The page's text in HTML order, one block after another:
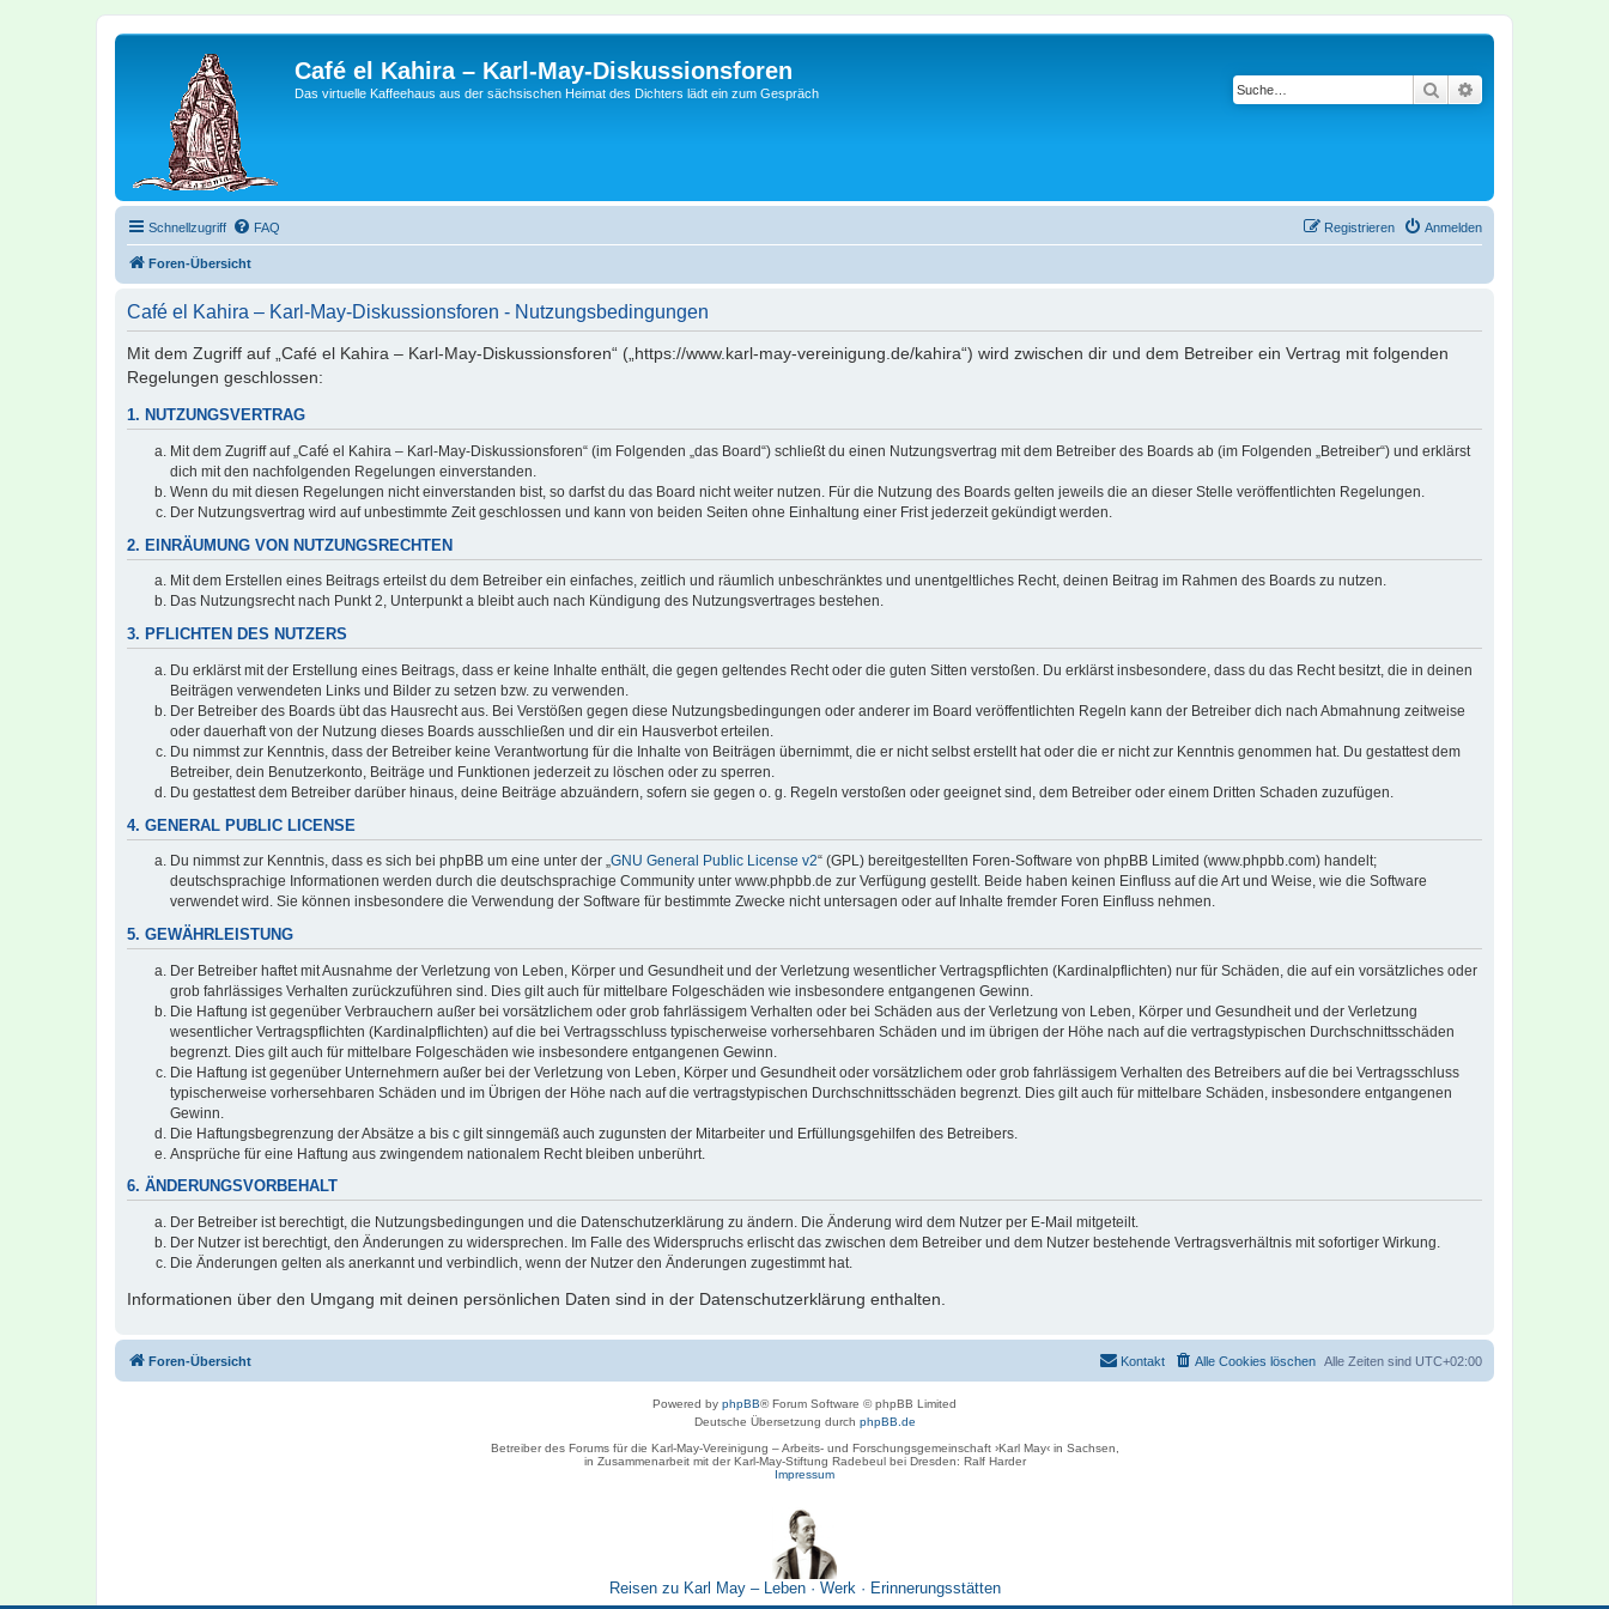
Café el Kahira – Karl-May-Diskussionsforen
Das virtuelle Kaffeehaus aus der sächsischen Heimat des Dichters lädt ein zum Gespräch Suche
Schnellzugriff FAQ Anmelden
Registrieren
Foren-Übersicht
Café el Kahira – Karl-May-Diskussionsforen - Nutzungsbedingungen
Mit dem Zugriff auf „Café el Kahira – Karl-May-Diskussionsforen“ („https://www.karl-may-vereinigung.de/kahira“) wird zwischen dir und dem Betreiber ein Vertrag mit folgenden
Regelungen geschlossen:
1. NUTZUNGSVERTRAG
Mit dem Zugriff auf „Café el Kahira – Karl-May-Diskussionsforen“ (im Folgenden „das Board“) schließt du einen Nutzungsvertrag mit dem Betreiber des Boards ab (im Folgenden „Betreiber“) und erklärst
dich mit den nachfolgenden Regelungen einverstanden.
Wenn du mit diesen Regelungen nicht einverstanden bist, so darfst du das Board nicht weiter nutzen. Für die Nutzung des Boards gelten jeweils die an dieser Stelle veröffentlichten Regelungen.
Der Nutzungsvertrag wird auf unbestimmte Zeit geschlossen und kann von beiden Seiten ohne Einhaltung einer Frist jederzeit gekündigt werden.
2. EINRÄUMUNG VON NUTZUNGSRECHTEN
Mit dem Erstellen eines Beitrags erteilst du dem Betreiber ein einfaches, zeitlich und räumlich unbeschränktes und unentgeltliches Recht, deinen Beitrag im Rahmen des Boards zu nutzen.
Das Nutzungsrecht nach Punkt 2, Unterpunkt a bleibt auch nach Kündigung des Nutzungsvertrages bestehen.
3. PFLICHTEN DES NUTZERS
Du erklärst mit der Erstellung eines Beitrags, dass er keine Inhalte enthält, die gegen geltendes Recht oder die guten Sitten verstoßen. Du erklärst insbesondere, dass du das Recht besitzt, die in deinen
Beiträgen verwendeten Links und Bilder zu setzen bzw. zu verwenden.
Der Betreiber des Boards übt das Hausrecht aus. Bei Verstößen gegen diese Nutzungsbedingungen oder anderer im Board veröffentlichten Regeln kann der Betreiber dich nach Abmahnung zeitweise
oder dauerhaft von der Nutzung dieses Boards ausschließen und dir ein Hausverbot erteilen.
Du nimmst zur Kenntnis, dass der Betreiber keine Verantwortung für die Inhalte von Beiträgen übernimmt, die er nicht selbst erstellt hat oder die er nicht zur Kenntnis genommen hat. Du gestattest dem
Betreiber, dein Benutzerkonto, Beiträge und Funktionen jederzeit zu löschen oder zu sperren.
Du gestattest dem Betreiber darüber hinaus, deine Beiträge abzuändern, sofern sie gegen o. g. Regeln verstoßen oder geeignet sind, dem Betreiber oder einem Dritten Schaden zuzufügen.
4. GENERAL PUBLIC LICENSE
Du nimmst zur Kenntnis, dass es sich bei phpBB um eine unter der „GNU General Public License v2“ (GPL) bereitgestellten Foren-Software von phpBB Limited (www.phpbb.com) handelt;
deutschsprachige Informationen werden durch die deutschsprachige Community unter www.phpbb.de zur Verfügung gestellt. Beide haben keinen Einfluss auf die Art und Weise, wie die Software
verwendet wird. Sie können insbesondere die Verwendung der Software für bestimmte Zwecke nicht untersagen oder auf Inhalte fremder Foren Einfluss nehmen.
5. GEWÄHRLEISTUNG
Der Betreiber haftet mit Ausnahme der Verletzung von Leben, Körper und Gesundheit und der Verletzung wesentlicher Vertragspflichten (Kardinalpflichten) nur für Schäden, die auf ein vorsätzliches oder
grob fahrlässiges Verhalten zurückzuführen sind. Dies gilt auch für mittelbare Folgeschäden wie insbesondere entgangenen Gewinn.
Die Haftung ist gegenüber Verbrauchern außer bei vorsätzlichem oder grob fahrlässigem Verhalten oder bei Schäden aus der Verletzung von Leben, Körper und Gesundheit und der Verletzung
wesentlicher Vertragspflichten (Kardinalpflichten) auf die bei Vertragsschluss typischerweise vorhersehbaren Schäden und im übrigen der Höhe nach auf die vertragstypischen Durchschnittsschäden
begrenzt. Dies gilt auch für mittelbare Folgeschäden wie insbesondere entgangenen Gewinn.
Die Haftung ist gegenüber Unternehmern außer bei der Verletzung von Leben, Körper und Gesundheit oder vorsätzlichem oder grob fahrlässigem Verhalten des Betreibers auf die bei Vertragsschluss
typischerweise vorhersehbaren Schäden und im Übrigen der Höhe nach auf die vertragstypischen Durchschnittsschäden begrenzt. Dies gilt auch für mittelbare Schäden, insbesondere entgangenen
Gewinn.
Die Haftungsbegrenzung der Absätze a bis c gilt sinngemäß auch zugunsten der Mitarbeiter und Erfüllungsgehilfen des Betreibers.
Ansprüche für eine Haftung aus zwingendem nationalem Recht bleiben unberührt.
6. ÄNDERUNGSVORBEHALT
Der Betreiber ist berechtigt, die Nutzungsbedingungen und die Datenschutzerklärung zu ändern. Die Änderung wird dem Nutzer per E-Mail mitgeteilt.
Der Nutzer ist berechtigt, den Änderungen zu widersprechen. Im Falle des Widerspruchs erlischt das zwischen dem Betreiber und dem Nutzer bestehende Vertragsverhältnis mit sofortiger Wirkung.
Die Änderungen gelten als anerkannt und verbindlich, wenn der Nutzer den Änderungen zugestimmt hat.
Informationen über den Umgang mit deinen persönlichen Daten sind in der Datenschutzerklärung enthalten.
Foren-Übersicht Alle Zeiten sind UTC+02:00
Alle Cookies löschen
Kontakt
Powered by phpBB® Forum Software © phpBB Limited
Deutsche Übersetzung durch phpBB.de
Betreiber des Forums für die Karl-May-Vereinigung – Arbeits- und Forschungsgemeinschaft ›Karl May‹ in Sachsen,
in Zusammenarbeit mit der Karl-May-Stiftung Radebeul bei Dresden: Ralf Harder
Impressum
Reisen zu Karl May – Leben · Werk · Erinnerungsstätten